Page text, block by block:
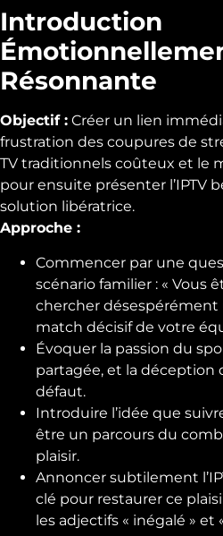
Introduction
Résonnante
Objectif : Créer un lien
frustration des coupures de
TV traditionnels coûteux et le
pour ensuite présenter l’IPTV
solution libératrice.
Approche :
Commencer par une
scénario familier : « Vous
chercher désespérément
match décisif de votre
Évoquer la passion du
partagée, et la déception
défaut.
Introduire l’idée que
être un parcours du
plaisir.
Annoncer subtilement
clé pour restaurer ce
les adjectifs « inégalé » et